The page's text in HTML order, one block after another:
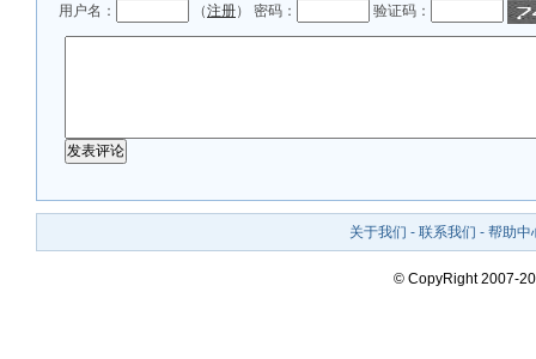
用户名： （注册） 密码： 验证码：
关于我们 - 联系我们 - 帮助中
© CopyRight 2007-